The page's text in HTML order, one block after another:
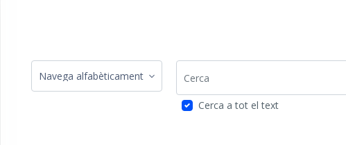
Navegueu pel glossari utilitzant aquest índex
Cerca a tot el text